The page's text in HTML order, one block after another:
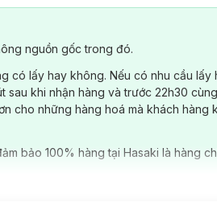
nguồn gốc trong đó.
có lấy hay không. Nếu có nhu cầu lấy
khi nhận hàng và trước 22h30
cho những hàng hoá mà khách hàng
bảo 100% hàng tại Hasaki là hàng